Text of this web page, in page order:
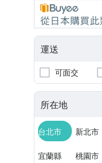
運送
可面交
所在地
台北市 新北市
宜蘭縣 桃園市